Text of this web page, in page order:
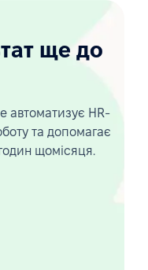
ще до
автоматизує HR-
та допомагає
щомісяця.